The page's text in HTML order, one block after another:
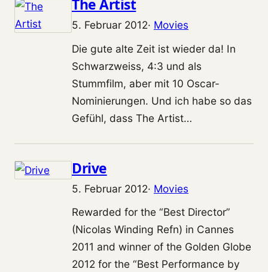
The Artist
5. Februar 2012· Movies
Die gute alte Zeit ist wieder da! In
Schwarzweiss, 4:3 und als
Stummfilm, aber mit 10 Oscar-
Nominierungen. Und ich habe so das
Gefühl, dass The Artist…
Drive
5. Februar 2012· Movies
Rewarded for the “Best Director”
(Nicolas Winding Refn) in Cannes
2011 and winner of the Golden Globe
2012 for the “Best Performance by